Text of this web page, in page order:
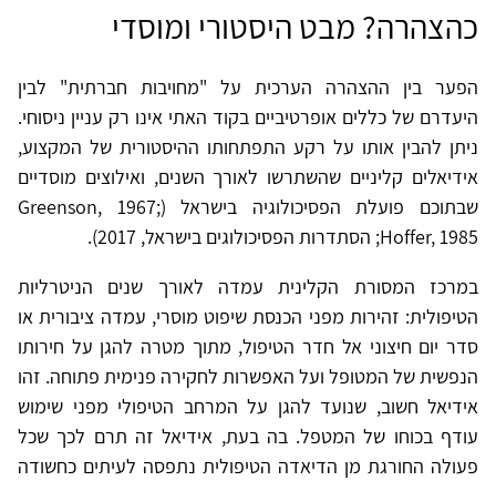
כהצהרה? מבט היסטורי ומוסדי
הפער בין ההצהרה הערכית על "מחויבות חברתית" לבין
היעדרם של כללים אופרטיביים בקוד האתי אינו רק עניין ניסוחי.
ניתן להבין אותו על רקע התפתחותו ההיסטורית של המקצוע,
אידיאלים קליניים שהשתרשו לאורך השנים, ואילוצים מוסדיים
שבתוכם פועלת הפסיכולוגיה בישראל (Greenson, 1967;
Hoffer, 1985; הסתדרות הפסיכולוגים בישראל, 2017).
במרכז המסורת הקלינית עמדה לאורך שנים הניטרליות
הטיפולית: זהירות מפני הכנסת שיפוט מוסרי, עמדה ציבורית או
סדר יום חיצוני אל חדר הטיפול, מתוך מטרה להגן על חירותו
הנפשית של המטופל ועל האפשרות לחקירה פנימית פתוחה. זהו
אידיאל חשוב, שנועד להגן על המרחב הטיפולי מפני שימוש
עודף בכוחו של המטפל. בה בעת, אידיאל זה תרם לכך שכל
פעולה החורגת מן הדיאדה הטיפולית נתפסה לעיתים כחשודה